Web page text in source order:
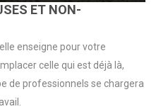
ET NON-
enseigne pour votre
celle qui est déjà là,
de professionnels se chargera